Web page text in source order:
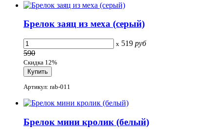
Брелок заяц из меха (серый)
x 519 руб
590
Скидка 12%
Артикул: rab-011
Брелок мини кролик (белый)